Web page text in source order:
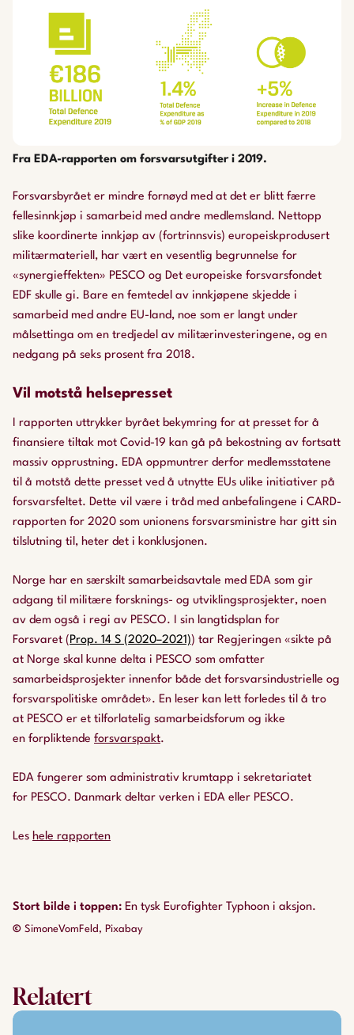
Fra EDA-rapporten om forsvarsutgifter i 2019.
Forsvarsbyrået er mindre fornøyd med at det er blitt færre
fellesinnkjøp i samarbeid med andre medlemsland. Nettopp
slike koordinerte innkjøp av (fortrinnsvis) europeiskprodusert
militærmateriell, har vært en vesentlig begrunnelse for
«synergieffekten» PESCO og Det europeiske forsvarsfondet
EDF skulle gi. Bare en femtedel av innkjøpene skjedde i
samarbeid med andre EU-land, noe som er langt under
målsettinga om en tredjedel av militærinvesteringene, og en
nedgang på seks prosent fra 2018.
Vil motstå helsepresset
I rapporten uttrykker byrået bekymring for at presset for å
finansiere tiltak mot Covid-19 kan gå på bekostning av fortsatt
massiv opprustning. EDA oppmuntrer derfor medlemsstatene
til å motstå dette presset ved å utnytte EUs ulike initiativer på
forsvarsfeltet. Dette vil være i tråd med anbefalingene i CARD-
rapporten for 2020 som unionens forsvarsministre har gitt sin
tilslutning til, heter det i konklusjonen.
Norge har en særskilt samarbeidsavtale med EDA som gir
adgang til militære forsknings- og utviklingsprosjekter, noen
av dem også i regi av PESCO. I sin langtidsplan for
Forsvaret ( Prop. 14 S (2020–2021)) tar Regjeringen «sikte på
at Norge skal kunne delta i PESCO som omfatter
samarbeidsprosjekter innenfor både det forsvarsindustrielle og
forsvarspolitiske området». En leser kan lett forledes til å tro
at PESCO er et tilforlatelig samarbeidsforum og ikke
en forpliktende forsvarspakt.
EDA fungerer som administrativ krumtapp i sekretariatet
for PESCO. Danmark deltar verken i EDA eller PESCO.
Les hele rapporten
Stort bilde i toppen: En tysk Eurofighter Typhoon i aksjon.
© SimoneVomFeld, Pixabay
Relatert